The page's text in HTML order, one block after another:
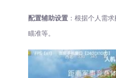
配置辅助设置 ：根据个人需
瞄准等。